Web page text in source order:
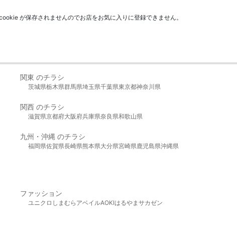
が保存されませんのでお店をお気に入りに登録できません。
関東 のチラシ
茨城県栃木県群馬県埼玉県千葉県東京都神奈川県
関西 のチラシ
滋賀県京都府大阪府兵庫県奈良県和歌山県
九州・沖縄 のチラシ
福岡県佐賀県長崎県熊本県大分県宮崎県鹿児島県沖縄県
ファッション
ユニクロ しまむら アベイルAOKIはるやま サカゼン